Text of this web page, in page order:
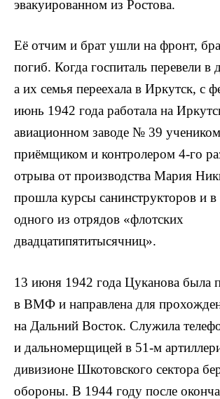
эвакуированном из Ростова.
Её отчим и брат ушли на фронт,
погиб. Когда госпиталь перевели в
а их семья переехала в Иркутск, с
июнь 1942 года работала на
авиационном заводе № 39
приёмщиком и контролером 4-го
отрыва от производства Мария
прошла курсы санинструкторов и в
одного из отрядов «флотских
двадцатипятитысячниц».
13 июня 1942 года Цуканова была
в ВМФ и направлена для
на Дальний Восток. Служила
и дальномерщицей в 51-м
дивизионе Шкотовского сектора
обороны. В 1944 году после